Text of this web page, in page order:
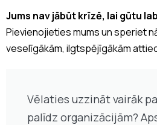
Jums nav jābūt krīzē, lai gūtu
Pievienojieties mums un speriet
veselīgākām, ilgtspējīgākām
Vēlaties uzzināt vairāk
palīdz organizācijām?